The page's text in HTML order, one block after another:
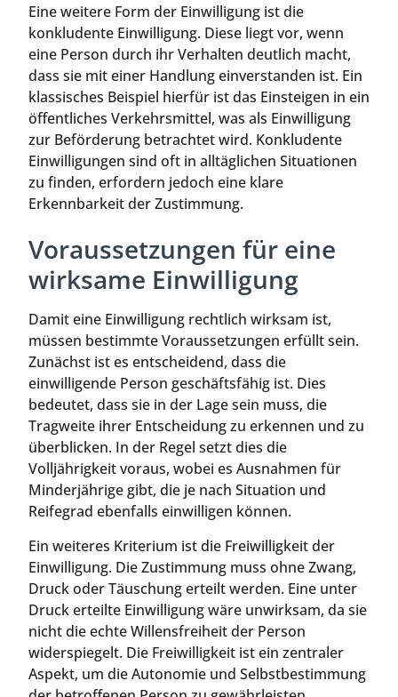
Eine weitere Form der Einwilligung ist die
konkludente Einwilligung. Diese liegt vor, wenn
eine Person durch ihr Verhalten deutlich macht,
dass sie mit einer Handlung einverstanden ist. Ein
klassisches Beispiel hierfür ist das Einsteigen in ein
öffentliches Verkehrsmittel, was als Einwilligung
zur Beförderung betrachtet wird. Konkludente
Einwilligungen sind oft in alltäglichen Situationen
zu finden, erfordern jedoch eine klare
Erkennbarkeit der Zustimmung.
Voraussetzungen für eine
wirksame Einwilligung
Damit eine Einwilligung rechtlich wirksam ist,
müssen bestimmte Voraussetzungen erfüllt sein.
Zunächst ist es entscheidend, dass die
einwilligende Person geschäftsfähig ist. Dies
bedeutet, dass sie in der Lage sein muss, die
Tragweite ihrer Entscheidung zu erkennen und zu
überblicken. In der Regel setzt dies die
Volljährigkeit voraus, wobei es Ausnahmen für
Minderjährige gibt, die je nach Situation und
Reifegrad ebenfalls einwilligen können.
Ein weiteres Kriterium ist die Freiwilligkeit der
Einwilligung. Die Zustimmung muss ohne Zwang,
Druck oder Täuschung erteilt werden. Eine unter
Druck erteilte Einwilligung wäre unwirksam, da sie
nicht die echte Willensfreiheit der Person
widerspiegelt. Die Freiwilligkeit ist ein zentraler
Aspekt, um die Autonomie und Selbstbestimmung